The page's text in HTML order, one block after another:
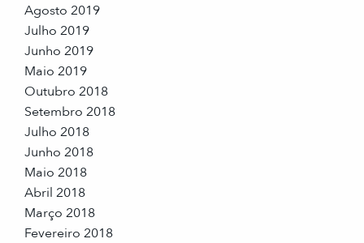
Agosto 2019
Julho 2019
Junho 2019
Maio 2019
Outubro 2018
Setembro 2018
Julho 2018
Junho 2018
Maio 2018
Abril 2018
Março 2018
Fevereiro 2018